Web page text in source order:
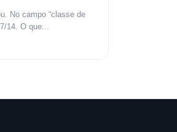
No campo “classe de
14. O que...